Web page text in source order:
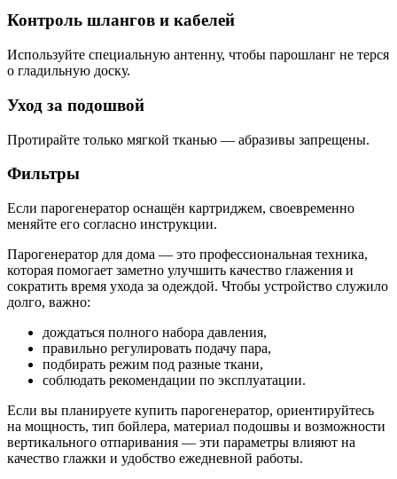
Контроль шлангов и кабелей
Используйте специальную антенну, чтобы парошланг не терся
о гладильную доску.
Уход за подошвой
Протирайте только мягкой тканью — абразивы запрещены.
Фильтры
Если парогенератор оснащён картриджем, своевременно
меняйте его согласно инструкции.
Парогенератор для дома — это профессиональная техника,
которая помогает заметно улучшить качество глажения и
сократить время ухода за одеждой. Чтобы устройство служило
долго, важно:
дождаться полного набора давления,
правильно регулировать подачу пара,
подбирать режим под разные ткани,
соблюдать рекомендации по эксплуатации.
Если вы планируете купить парогенератор, ориентируйтесь
на мощность, тип бойлера, материал подошвы и возможности
вертикального отпаривания — эти параметры влияют на
качество глажки и удобство ежедневной работы.